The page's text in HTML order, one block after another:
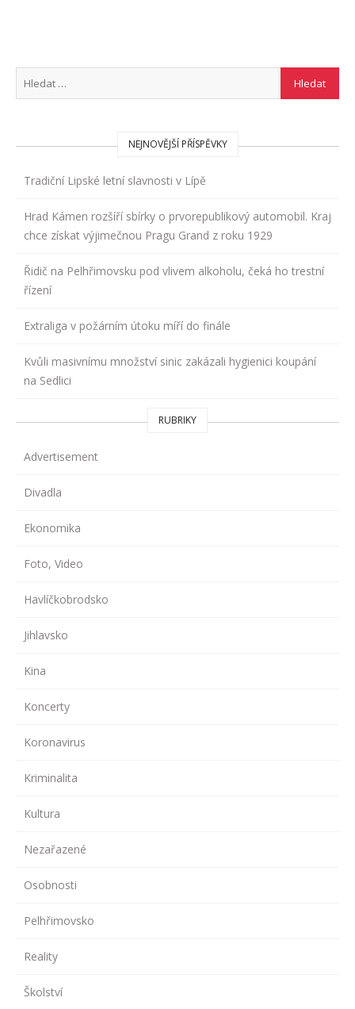
NEJNOVĚJŠÍ PŘÍSPĚVKY
Tradiční Lipské letní slavnosti v Lípě
Hrad Kámen rozšíří sbírky o prvorepublikový automobil. Kraj
chce získat výjimečnou Pragu Grand z roku 1929
Řidič na Pelhřimovsku pod vlivem alkoholu, čeká ho trestní
řízení
Extraliga v požárním útoku míří do finále
Kvůli masivnímu množství sinic zakázali hygienici koupání
na Sedlici
RUBRIKY
Advertisement
Divadla
Ekonomika
Foto, Video
Havlíčkobrodsko
Jihlavsko
Kina
Koncerty
Koronavirus
Kriminalita
Kultura
Nezařazené
Osobnosti
Pelhřimovsko
Reality
Školství